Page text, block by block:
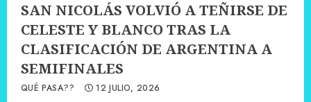
SAN NICOLÁS VOLVIÓ A TEÑIRSE DE
CELESTE Y BLANCO TRAS LA
CLASIFICACIÓN DE ARGENTINA A
SEMIFINALES
QUÉ PASA?? 12 JULIO, 2026